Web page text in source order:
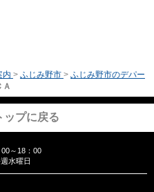
内 > ふじみ野市 > ふじみ野市のデパー
ップに戻る
～18：00
水曜日